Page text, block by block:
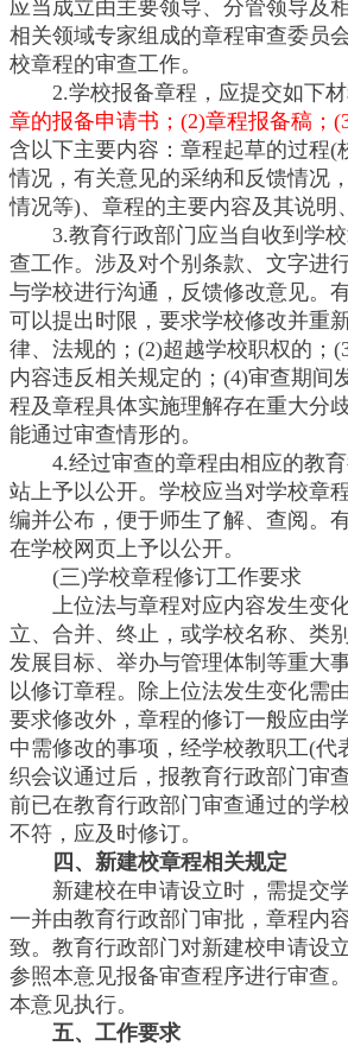
应当成立由主要领导、分管领导及
相关领域专家组成的章程审查委员
校章程的审查工作。
2.学校报备章程，应提交如下材
章的报备申请书；(2)章程报备稿；
含以下主要内容：章程起草的过程(
情况，有关意见的采纳和反馈情况
情况等)、章程的主要内容及其说明
3.教育行政部门应当自收到学校
查工作。涉及对个别条款、文字进
与学校进行沟通，反馈修改意见。
可以提出时限，要求学校修改并重
律、法规的；(2)超越学校职权的；
内容违反相关规定的；(4)审查期间
程及章程具体实施理解存在重大分
能通过审查情形的。
4.经过审查的章程由相应的教育
站上予以公开。学校应当对学校章
编并公布，便于师生了解、查阅。
在学校网页上予以公开。
(三)学校章程修订工作要求
上位法与章程对应内容发生变
立、合并、终止，或学校名称、类
发展目标、举办与管理体制等重大
以修订章程。除上位法发生变化需
要求修改外，章程的修订一般应由
中需修改的事项，经学校教职工(代
织会议通过后，报教育行政部门审
前已在教育行政部门审查通过的学
不符，应及时修订。
四、新建校章程相关规定
新建校在申请设立时，需提交
一并由教育行政部门审批，章程内
致。教育行政部门对新建校申请设
参照本意见报备审查程序进行审查
本意见执行。
五、工作要求